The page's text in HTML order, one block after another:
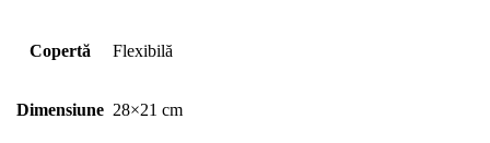
Copertă Flexibilă
Dimensiune 28×21 cm